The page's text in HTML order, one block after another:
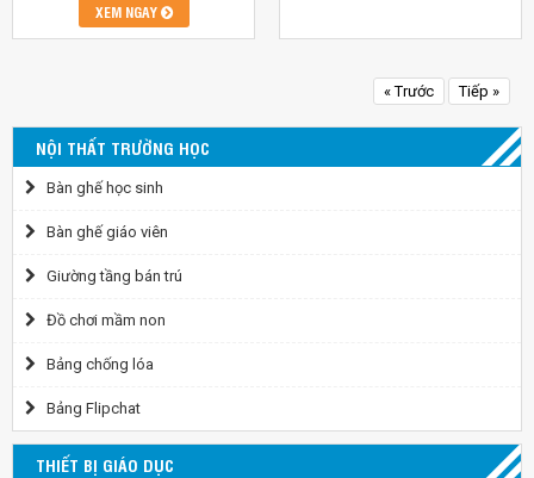
XEM NGAY
« Trước Tiếp »
NỘI THẤT TRƯỜNG HỌC
Bàn ghế học sinh
Bàn ghế giáo viên
Giường tầng bán trú
Đồ chơi mầm non
Bảng chống lóa
Bảng Flipchat
THIẾT BỊ GIÁO DỤC